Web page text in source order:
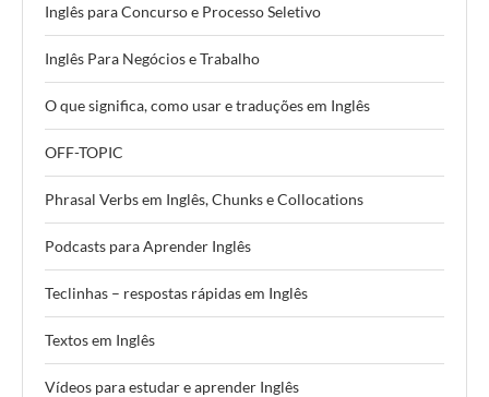
Inglês para Concurso e Processo Seletivo
Inglês Para Negócios e Trabalho
O que significa, como usar e traduções em Inglês
OFF-TOPIC
Phrasal Verbs em Inglês, Chunks e Collocations
Podcasts para Aprender Inglês
Teclinhas – respostas rápidas em Inglês
Textos em Inglês
Vídeos para estudar e aprender Inglês